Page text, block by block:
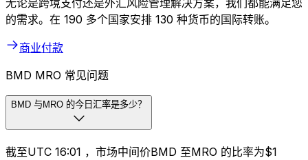
的需求。在 190 多个国家安排 130 种货币的国际转账。
商业付款
BMD MRO 常见问题
BMD 与MRO 的今日汇率是多少？
截至UTC 16:01 ，市场中间价BMD 至MRO 的比率为$1